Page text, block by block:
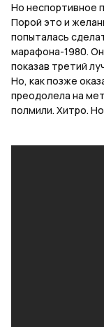
Но неспортивное
Порой это и
попыталась
марафона-1980.
показав третий
Но, как позже
преодолела на
полмили. Хитро. Но